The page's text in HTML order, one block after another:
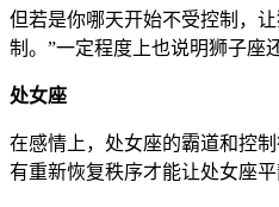
但若是你哪天开始不受控制，
制。”一定程度上也说明狮子座
处女座
在感情上，处女座的霸道和控
有重新恢复秩序才能让处女座